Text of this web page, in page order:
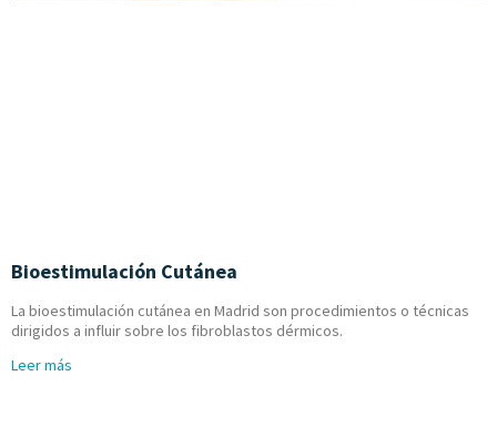
Bioestimulación Cutánea
La bioestimulación cutánea en Madrid son procedimientos o técnicas
dirigidos a influir sobre los fibroblastos dérmicos.
Leer más